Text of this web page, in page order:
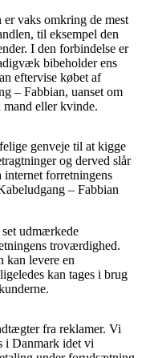
er vaks omkring de mest
til eksempel den
I den forbindelse er
bibeholder ens
eftervise købet af
– Fabbian, uanset om
eller kvinde.
genveje til at kigge
og derved slår
forretningens
– Fabbian
set udmærkede
troværdighed.
kan levere en
kan tages i brug
fra reklamer. Vi
i Danmark idet vi